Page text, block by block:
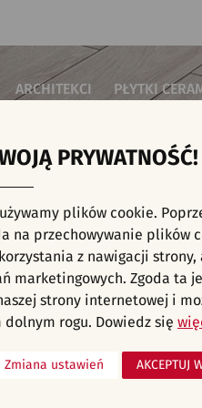
ARCHITEKCI PŁYTKI
do sypialni
kuchenne
łazienkowe
na schody
na taras
komercyjne
Płytki ścienne
KAFELKI -
aranżacji spełniających
PRYWATNOŚĆ!
plików cookie.
na przechowywanie plików
z nawigacji
marketingowych. Zgoda ta
strony internetowej i
dolnym rogu. Dowiedz się
Zmiana ustawień AKCEPTUJ